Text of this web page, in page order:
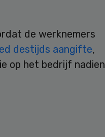
de werknemers
destijds aangifte,
op het bedrijf nadien